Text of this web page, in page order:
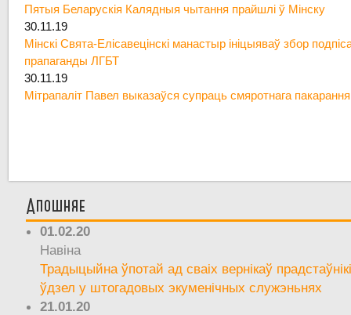
Пятыя Беларускія Калядныя чытання прайшлі ў Мінску
30.11.19
Мінскі Свята-Елісавецінскі манастыр ініцыяваў збор
прапаганды ЛГБТ
30.11.19
Мітрапаліт Павел выказаўся супраць смяротнага пакарання
Апошняе
01.02.20
Навіна
Традыцыйна ўпотай ад сваіх вернікаў
ўдзел у штогадовых экуменічных служэньнях
21.01.20